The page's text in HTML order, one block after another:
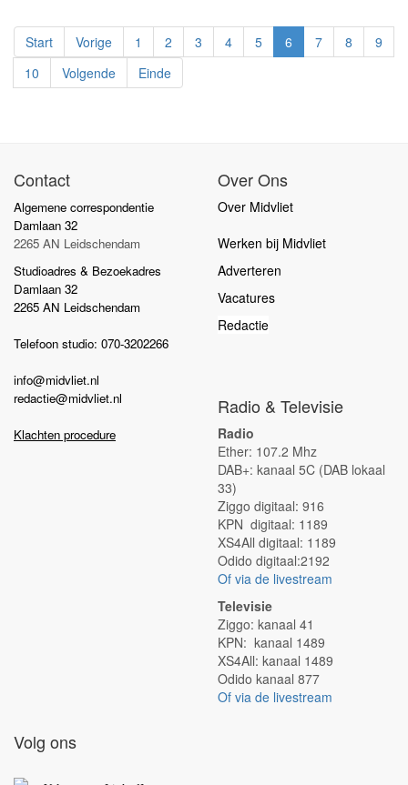
Start Vorige 1 2 3 4 5 6 7 8
9
10
Volgende Einde
Contact
Algemene correspondentie
Damlaan 32
2265 AN Leidschendam
Studioadres & Bezoekadres
Damlaan 32
2265 AN Leidschendam
Telefoon studio: 070-3202266
info@midvliet.nl
redactie@midvliet.nl
Klachten procedure
Over Ons
Over Midvliet
Werken bij Midvliet
Adverteren
Vacatures
Redactie
Radio & Televisie
Radio
Ether: 107.2 Mhz
DAB+: kanaal 5C (DAB lokaal
33)
Ziggo digitaal: 916
KPN digitaal: 1189
XS4All digitaal: 1189
Odido digitaal:2192
Of via de livestream
Televisie
Ziggo: kanaal 41
KPN: kanaal 1489
XS4All: kanaal 1489
Odido kanaal 877
Of via de livestream
Volg ons